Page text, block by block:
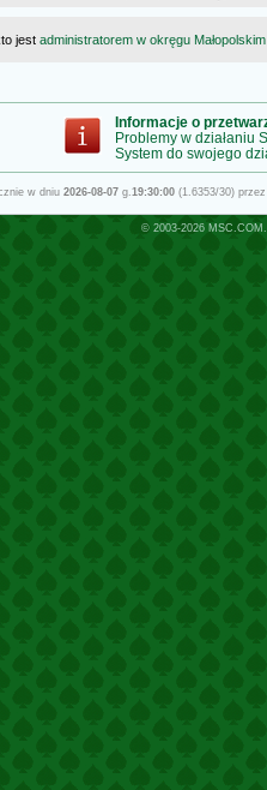
jest administratorem w okręgu Małopolskim
Informacje o
Problemy w działaniu
System do swojego
w dniu 2026-08-07g.19:30:00(1.6353/30)
© 2003-2026